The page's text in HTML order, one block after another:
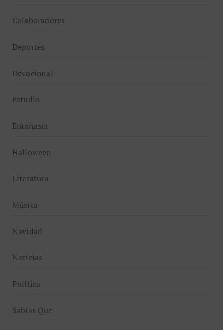
Colaboradores
Deportes
Devocional
Estudio
Eutanasia
Halloween
Literatura
Música
Navidad
Noticias
Política
Sabías Que